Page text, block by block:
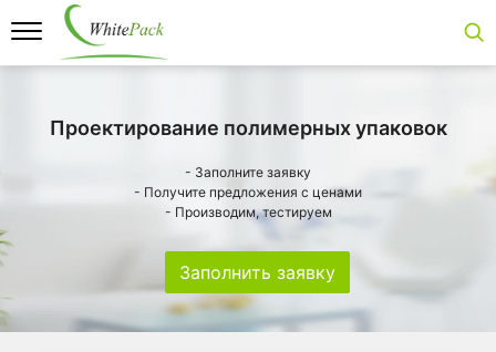
Проектирование полимерных упаковок
- Заполните заявку
- Получите предложения с ценами
- Производим, тестируем
Заполнить заявку